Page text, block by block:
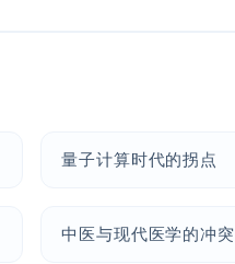
量子计算时代的拐点
中医与现代医学的冲突